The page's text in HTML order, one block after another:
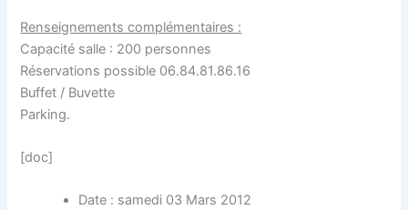
Renseignements complémentaires :
Capacité salle : 200 personnes
Réservations possible 06.84.81.86.16
Buffet / Buvette
Parking.
[doc]
Date : samedi 03 Mars 2012